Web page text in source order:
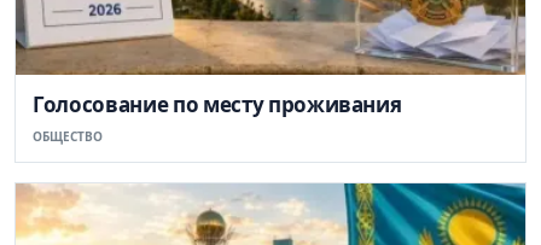
Голосование по месту проживания
ОБЩЕСТВО